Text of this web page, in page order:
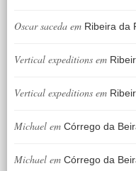
Oscar saceda em Ribeira da
Vertical expeditions em
Vertical expeditions em
Michael em Córrego da
Michael em Córrego da